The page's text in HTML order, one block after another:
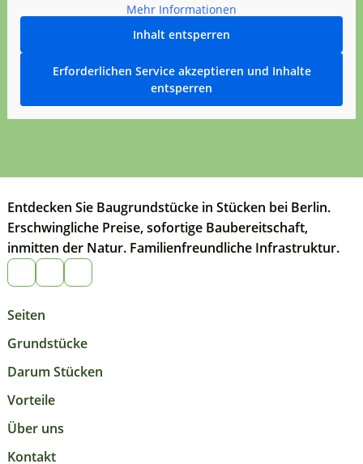
Mehr Informationen
Inhalt entsperren
Erforderlichen Service akzeptieren und Inhalte
entsperren
Entdecken Sie Baugrundstücke in Stücken bei Berlin.
Erschwingliche Preise, sofortige Baubereitschaft,
inmitten der Natur. Familienfreundliche Infrastruktur.
Seiten
Grundstücke
Darum Stücken
Vorteile
Über uns
Kontakt